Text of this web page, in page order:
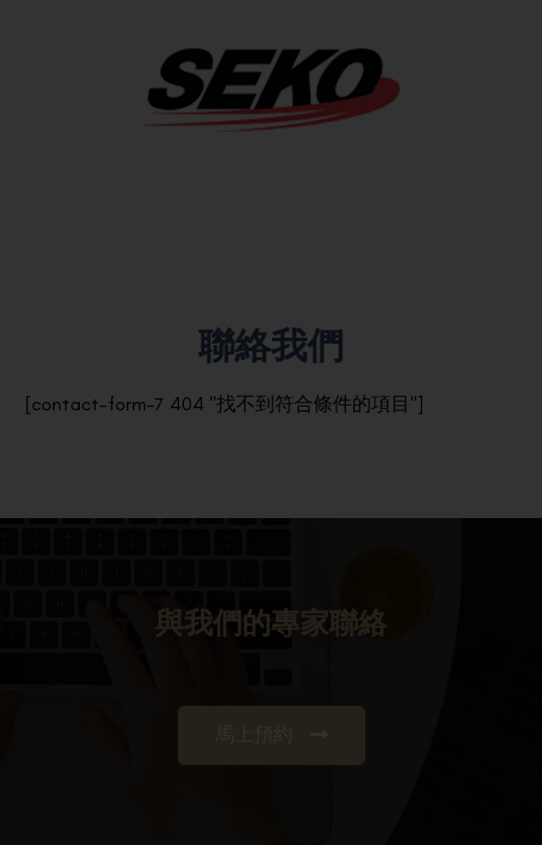
Seko Logistics
聯絡我們
[contact-form-7 404 "找不到符合條件的項目"]
與我們的專家聯絡
馬上預約